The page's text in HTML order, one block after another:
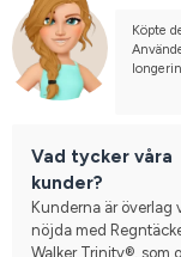
Köpte
Vad tycker våra
kunder?
Kunderna är överlag
nöjda med
Walker Trinity®, som